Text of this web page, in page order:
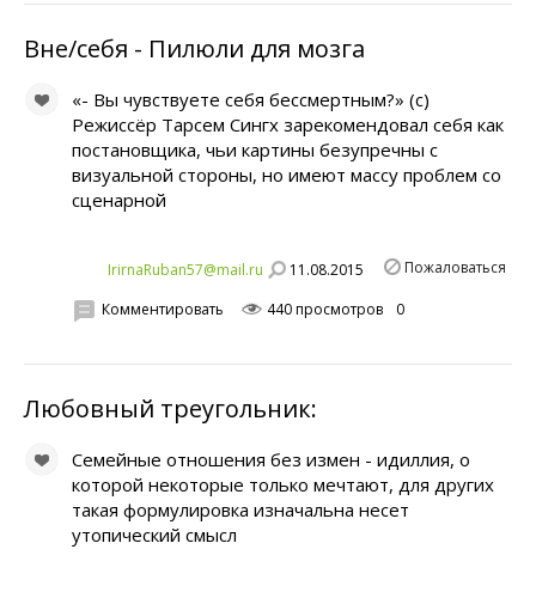
Вне/себя - Пилюли для мозга
«- Вы чувствуете себя бессмертным?» (с)
Режиссёр Тарсем Сингх зарекомендовал себя как
постановщика, чьи картины безупречны с
визуальной стороны, но имеют массу проблем со
сценарной
IrirnaRuban57@mail.ru 11.08.2015 Пожаловаться
Комментировать 440 просмотров 0
Любовный треугольник:
Семейные отношения без измен - идиллия, о
которой некоторые только мечтают, для других
такая формулировка изначальна несет
утопический смысл